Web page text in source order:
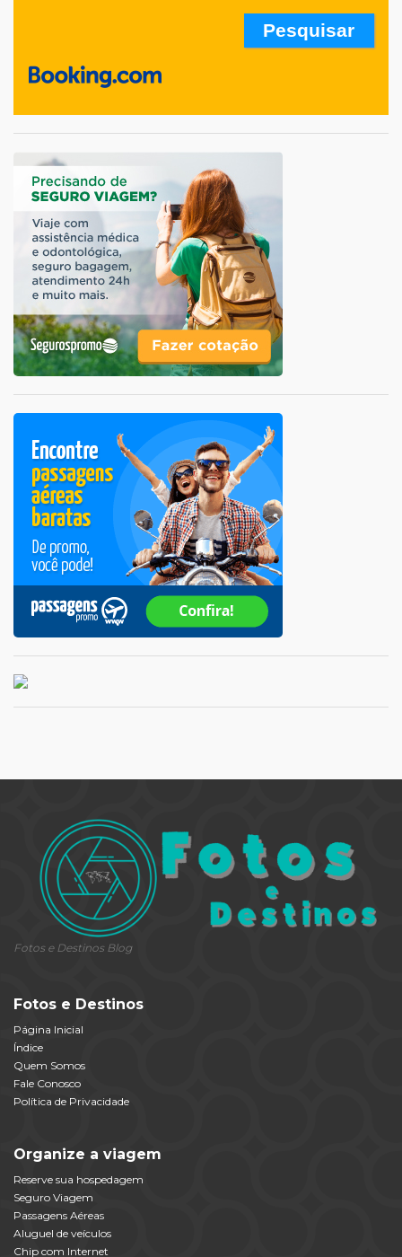
Fotos e Destinos Blog
Fotos e Destinos
Página Inicial
Índice
Quem Somos
Fale Conosco
Política de Privacidade
Organize a viagem
Reserve sua hospedagem
Seguro Viagem
Passagens Aéreas
Aluguel de veículos
Chip com Internet